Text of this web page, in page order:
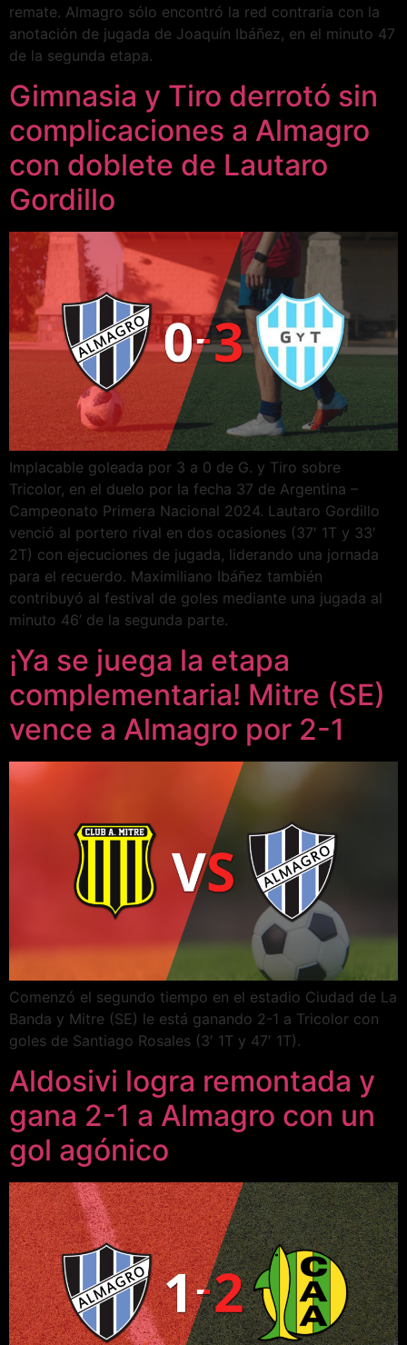
remate. Almagro sólo encontró la red contraria con la
anotación de jugada de Joaquín Ibáñez, en el minuto 47
de la segunda etapa.
Gimnasia y Tiro derrotó sin
complicaciones a Almagro
con doblete de Lautaro
Gordillo
Implacable goleada por 3 a 0 de G. y Tiro sobre
Tricolor, en el duelo por la fecha 37 de Argentina –
Campeonato Primera Nacional 2024. Lautaro Gordillo
venció al portero rival en dos ocasiones (37′ 1T y 33′
2T) con ejecuciones de jugada, liderando una jornada
para el recuerdo. Maximiliano Ibáñez también
contribuyó al festival de goles mediante una jugada al
minuto 46’ de la segunda parte.
¡Ya se juega la etapa
complementaria! Mitre (SE)
vence a Almagro por 2-1
Comenzó el segundo tiempo en el estadio Ciudad de La
Banda y Mitre (SE) le está ganando 2-1 a Tricolor con
goles de Santiago Rosales (3′ 1T y 47′ 1T).
Aldosivi logra remontada y
gana 2-1 a Almagro con un
gol agónico